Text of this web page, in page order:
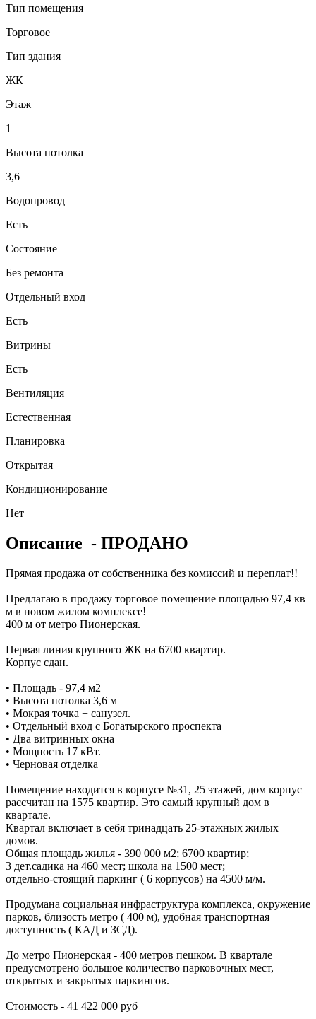
Тип помещения
Торговое
Тип здания
ЖК
Этаж
1
Высота потолка
3,6
Водопровод
Есть
Состояние
Без ремонта
Отдельный вход
Есть
Витрины
Есть
Вентиляция
Естественная
Планировка
Открытая
Кондиционирование
Нет
Описание - ПРОДАНО
Прямая продажа от собственника без комиссий и переплат!!
Предлагаю в продажу торговое помещение площадью 97,4 кв
м в новом жилом комплексе!
400 м от метро Пионерская.
Первая линия крупного ЖК на 6700 квартир.
Корпус сдан.
• Площадь - 97,4 м2
• Высота потолка 3,6 м
• Мокрая точка + санузел.
• Отдельный вход с Богатырского проспекта
• Два витринных окна
• Мощность 17 кВт.
• Черновая отделка
Помещение находится в корпусе №31, 25 этажей, дом корпус
рассчитан на 1575 квартир. Это самый крупный дом в
квартале.
Квартал включает в себя тринадцать 25-этажных жилых
домов.
Общая площадь жилья - 390 000 м2; 6700 квартир;
3 дет.садика на 460 мест; школа на 1500 мест;
отдельно-стоящий паркинг ( 6 корпусов) на 4500 м/м.
Продумана социальная инфраструктура комплекса, окружение
парков, близость метро ( 400 м), удобная транспортная
доступность ( КАД и ЗСД).
До метро Пионерская - 400 метров пешком. В квартале
предусмотрено большое количество парковочных мест,
открытых и закрытых паркингов.
Стоимость - 41 422 000 руб